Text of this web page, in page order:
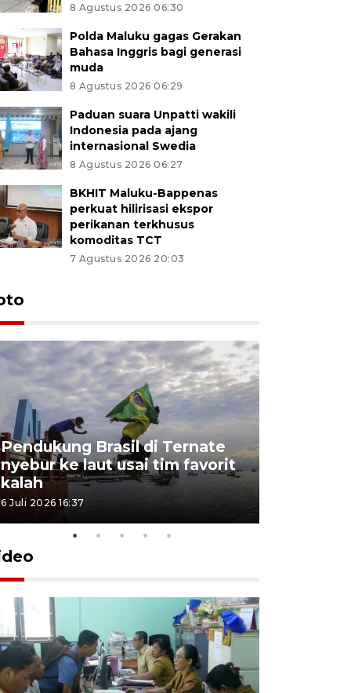
8 Agustus 2026 06:30
Polda Maluku gagas Gerakan
Bahasa Inggris bagi generasi
muda
8 Agustus 2026 06:29
Paduan suara Unpatti wakili
Indonesia pada ajang
internasional Swedia
8 Agustus 2026 06:27
BKHIT Maluku-Bappenas
perkuat hilirisasi ekspor
perikanan terkhusus
komoditas TCT
7 Agustus 2026 20:03
Pendukung Brasil di Ternate
nyebur ke laut usai tim favorit
kalah
6 Juli 2026 16:37